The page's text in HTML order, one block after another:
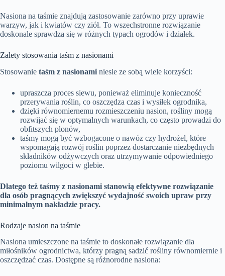
Nasiona na taśmie znajdują zastosowanie zarówno przy uprawie
warzyw, jak i kwiatów czy ziół. To wszechstronne rozwiązanie
doskonale sprawdza się w różnych typach ogrodów i działek.
Zalety stosowania taśm z nasionami
Stosowanie taśm z nasionami niesie ze sobą wiele korzyści:
upraszcza proces siewu, ponieważ eliminuje konieczność
przerywania roślin, co oszczędza czas i wysiłek ogrodnika,
dzięki równomiernemu rozmieszczeniu nasion, rośliny mogą
rozwijać się w optymalnych warunkach, co często prowadzi do
obfitszych plonów,
taśmy mogą być wzbogacone o nawóz czy hydrożel, które
wspomagają rozwój roślin poprzez dostarczanie niezbędnych
składników odżywczych oraz utrzymywanie odpowiedniego
poziomu wilgoci w glebie.
Dlatego też taśmy z nasionami stanowią efektywne rozwiązanie
dla osób pragnących zwiększyć wydajność swoich upraw przy
minimalnym nakładzie pracy.
Rodzaje nasion na taśmie
Nasiona umieszczone na taśmie to doskonałe rozwiązanie dla
miłośników ogrodnictwa, którzy pragną sadzić rośliny równomiernie i
oszczędzać czas. Dostępne są różnorodne nasiona: